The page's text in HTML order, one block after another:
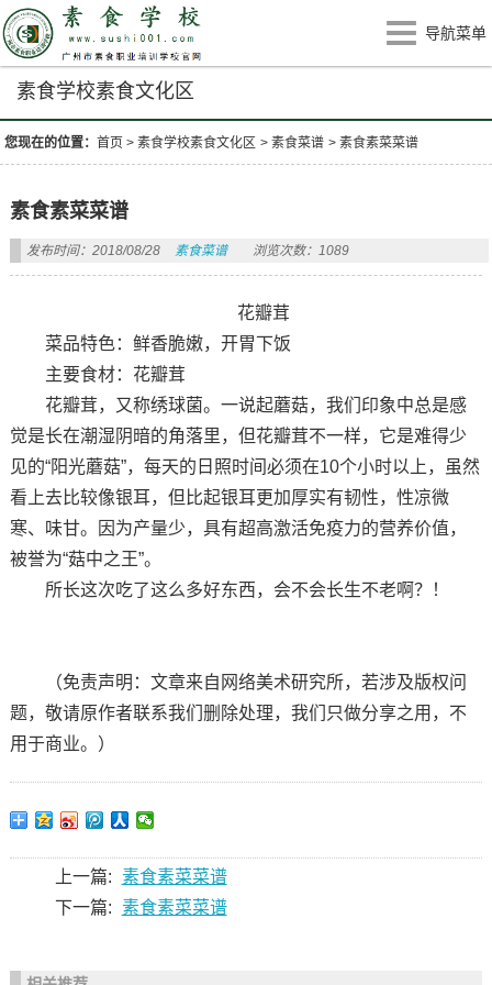
导航菜单
素食学校素食文化区
您现在的位置：首页 >素食学校素食文化区 >素食菜谱 >素食素菜菜谱
素食素菜菜谱
发布时间：2018/08/28 素食菜谱 浏览次数：1089
花瓣茸
菜品特色：鲜香脆嫩，开胃下饭
主要食材：花瓣茸
花瓣茸，又称绣球菌。一说起蘑菇，我们印象中总是感
觉是长在潮湿阴暗的角落里，但花瓣茸不一样，它是难得少
见的“阳光蘑菇”，每天的日照时间必须在10个小时以上，虽然
看上去比较像银耳，但比起银耳更加厚实有韧性，性凉微
寒、味甘。因为产量少，具有超高激活免疫力的营养价值，
被誉为“菇中之王”。
所长这次吃了这么多好东西，会不会长生不老啊？！
（免责声明：文章来自网络美术研究所，若涉及版权问
题，敬请原作者联系我们删除处理，我们只做分享之用，不
用于商业。）
上一篇: 素食素菜菜谱
下一篇: 素食素菜菜谱